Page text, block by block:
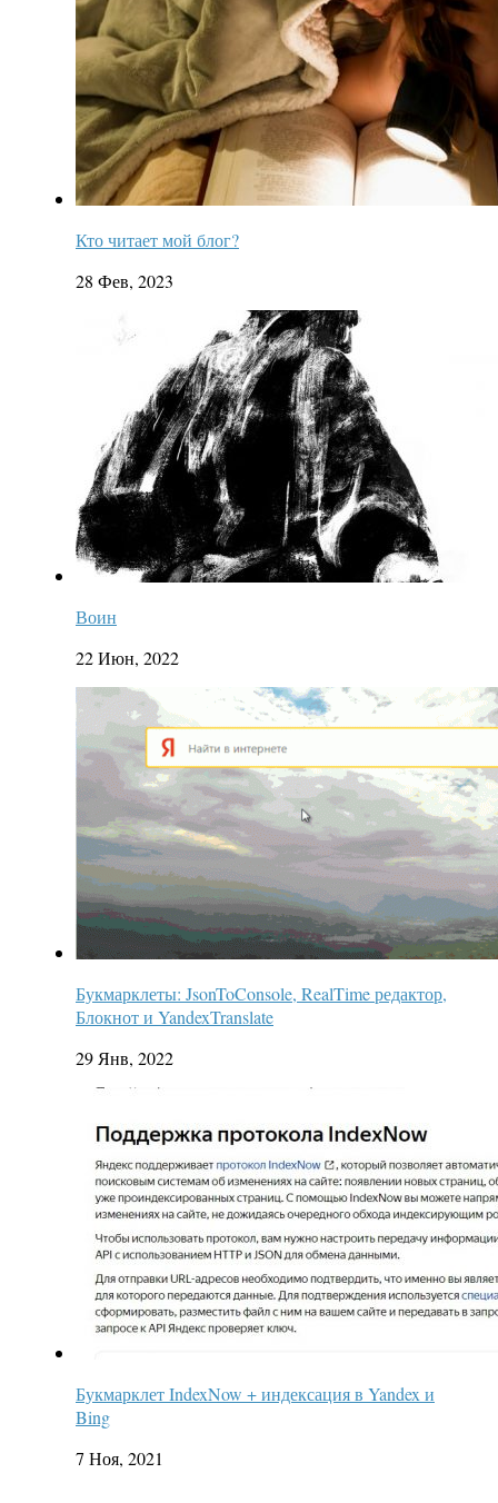
Кто читает мой блог?
28 Фев, 2023
Воин
22 Июн, 2022
Букмарклеты: JsonToConsole, RealTime редактор,
Блокнот и YandexTranslate
29 Янв, 2022
Букмарклет IndexNow + индексация в Yandex и
Bing
7 Ноя, 2021